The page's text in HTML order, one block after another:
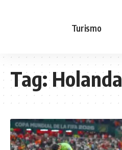
Turismo
Tag:Holanda